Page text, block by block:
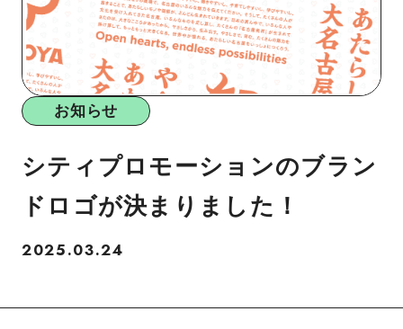
お知らせ
シティプロモーションのブラン
ドロゴが決まりました！
2025.03.24